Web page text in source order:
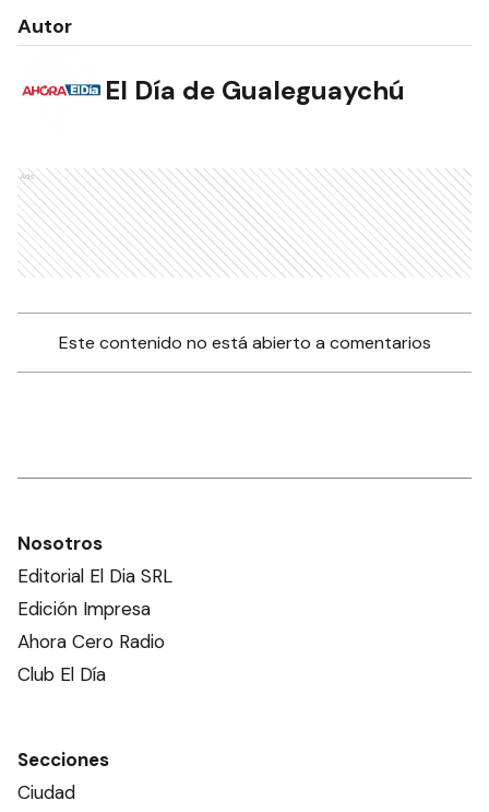
Autor
El Día de Gualeguaychú
Ads
Este contenido no está abierto a comentarios
Nosotros
Editorial El Dia SRL
Edición Impresa
Ahora Cero Radio
Club El Día
Secciones
Ciudad